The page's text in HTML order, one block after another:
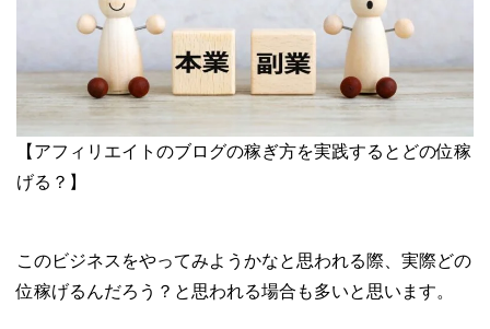
【アフィリエイトのブログの稼ぎ方を実践するとどの位稼
げる？】
このビジネスをやってみようかなと思われる際、実際どの
位稼げるんだろう？と思われる場合も多いと思います。